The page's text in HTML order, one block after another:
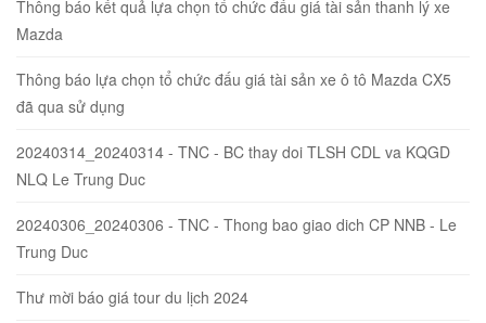
Thông báo kết quả lựa chọn tổ chức đấu giá tài sản thanh lý xe
Mazda
Thông báo lựa chọn tổ chức đấu giá tài sản xe ô tô Mazda CX5
đã qua sử dụng
20240314_20240314 - TNC - BC thay doi TLSH CDL va KQGD
NLQ Le Trung Duc
20240306_20240306 - TNC - Thong bao giao dich CP NNB - Le
Trung Duc
Thư mời báo giá tour du lịch 2024